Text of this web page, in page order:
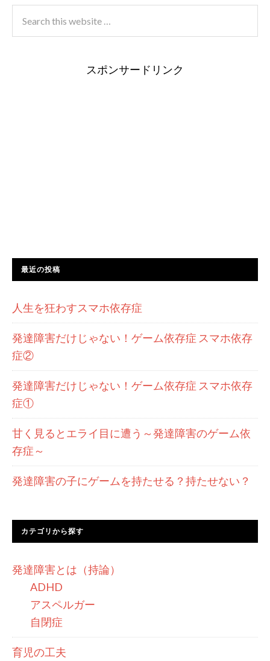
スポンサードリンク
最近の投稿
人生を狂わすスマホ依存症
発達障害だけじゃない！ゲーム依存症 スマホ依存
症②
発達障害だけじゃない！ゲーム依存症 スマホ依存
症①
甘く見るとエライ目に遭う～発達障害のゲーム依
存症～
発達障害の子にゲームを持たせる？持たせない？
カテゴリから探す
発達障害とは（持論）
ADHD
アスペルガー
自閉症
育児の工夫